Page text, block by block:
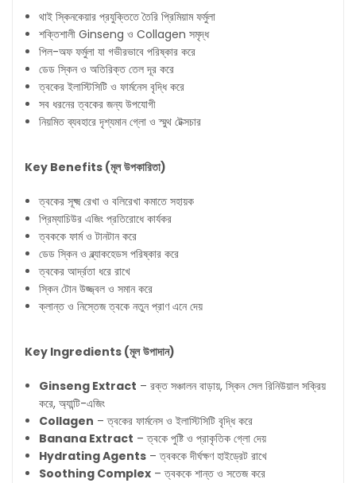
থাই স্কিনকেয়ার প্রযুক্তিতে তৈরি প্রিমিয়াম ফর্মুলা
শক্তিশালী Ginseng ও Collagen সমৃদ্ধ
পিল-অফ ফর্মুলা যা গভীরভাবে পরিষ্কার করে
ডেড স্কিন ও অতিরিক্ত তেল দূর করে
ত্বকের ইলাস্টিসিটি ও ফার্মনেস বৃদ্ধি করে
সব ধরনের ত্বকের জন্য উপযোগী
নিয়মিত ব্যবহারে দৃশ্যমান গ্লো ও স্মুথ টেক্সচার
Key Benefits (মূল উপকারিতা)
ত্বকের সূক্ষ্ম রেখা ও বলিরেখা কমাতে সহায়ক
প্রিম্যাচিউর এজিং প্রতিরোধে কার্যকর
ত্বককে ফার্ম ও টানটান করে
ডেড স্কিন ও ব্ল্যাকহেডস পরিষ্কার করে
ত্বকের আর্দ্রতা ধরে রাখে
স্কিন টোন উজ্জ্বল ও সমান করে
ক্লান্ত ও নিস্তেজ ত্বকে নতুন প্রাণ এনে দেয়
Key Ingredients (মূল উপাদান)
Ginseng Extract – রক্ত সঞ্চালন বাড়ায়, স্কিন সেল রিনিউয়াল সক্রিয়
করে, অ্যান্টি-এজিং
Collagen – ত্বকের ফার্মনেস ও ইলাস্টিসিটি বৃদ্ধি করে
Banana Extract – ত্বকে পুষ্টি ও প্রাকৃতিক গ্লো দেয়
Hydrating Agents – ত্বককে দীর্ঘক্ষণ হাইড্রেট রাখে
Soothing Complex – ত্বককে শান্ত ও সতেজ করে